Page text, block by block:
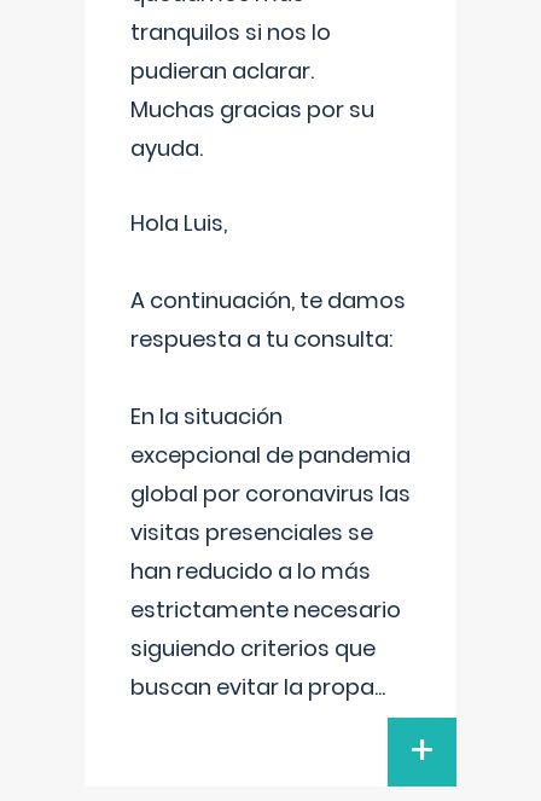
tranquilos si nos lo
pudieran aclarar.
Muchas gracias por su
ayuda.
Hola Luis,
A continuación, te damos
respuesta a tu consulta:
En la situación
excepcional de pandemia
global por coronavirus las
visitas presenciales se
han reducido a lo más
estrictamente necesario
siguiendo criterios que
buscan evitar la propa...
+